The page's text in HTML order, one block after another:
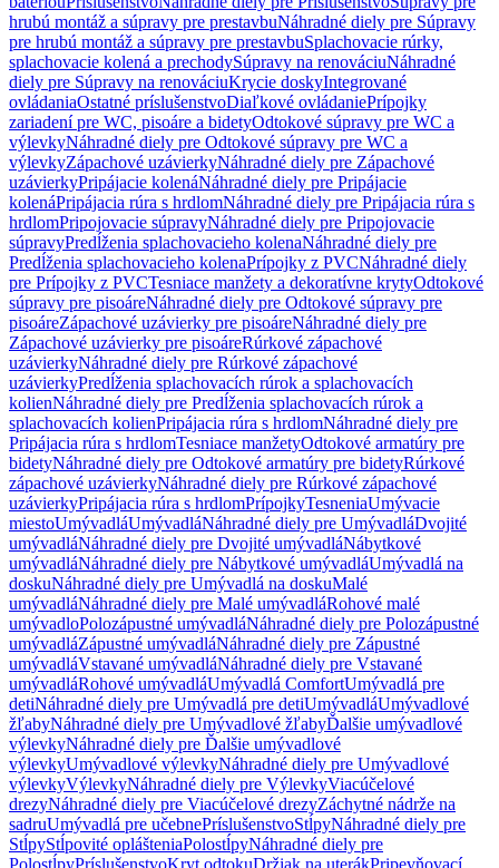
hrubú montáž a súpravy pre prestavbuNáhradné diely pre Súpravy
pre hrubú montáž a súpravy pre prestavbuSplachovacie rúrky,
splachovacie kolená a prechodySúpravy na renováciuNáhradné
diely pre Súpravy na renováciuKrycie doskyIntegrované
ovládaniaOstatné príslušenstvoDiaľkové ovládaniePrípojky
zariadení pre WC, pisoáre a bidetyOdtokové súpravy pre WC a
výlevkyNáhradné diely pre Odtokové súpravy pre WC a
výlevkyZápachové uzávierkyNáhradné diely pre Zápachové
uzávierkyPripájacie kolenáNáhradné diely pre Pripájacie
kolenáPripájacia rúra s hrdlomNáhradné diely pre Pripájacia rúra s
hrdlomPripojovacie súpravyNáhradné diely pre Pripojovacie
súpravyPredĺženia splachovacieho kolenaNáhradné diely pre
Predĺženia splachovacieho kolenaPrípojky z PVCNáhradné diely
pre Prípojky z PVCTesniace manžety a dekoratívne krytyOdtokové
súpravy pre pisoáreNáhradné diely pre Odtokové súpravy pre
pisoáreZápachové uzávierky pre pisoáreNáhradné diely pre
Zápachové uzávierky pre pisoáreRúrkové zápachové
uzávierkyNáhradné diely pre Rúrkové zápachové
uzávierkyPredĺženia splachovacích rúrok a splachovacích
kolienNáhradné diely pre Predĺženia splachovacích rúrok a
splachovacích kolienPripájacia rúra s hrdlomNáhradné diely pre
Pripájacia rúra s hrdlomTesniace manžetyOdtokové armatúry pre
bidetyNáhradné diely pre Odtokové armatúry pre bidetyRúrkové
zápachové uzávierkyNáhradné diely pre Rúrkové zápachové
uzávierkyPripájacia rúra s hrdlomPrípojkyTesneniaUmývacie
miestoUmývadláUmývadláNáhradné diely pre UmývadláDvojité
umývadláNáhradné diely pre Dvojité umývadláNábytkové
umývadláNáhradné diely pre Nábytkové umývadláUmývadlá na
doskuNáhradné diely pre Umývadlá na doskuMalé
umývadláNáhradné diely pre Malé umývadláRohové malé
umývadloPolozápustné umývadláNáhradné diely pre Polozápustné
umývadláZápustné umývadláNáhradné diely pre Zápustné
umývadláVstavané umývadláNáhradné diely pre Vstavané
umývadláRohové umývadláUmývadlá ComfortUmývadlá pre
detiNáhradné diely pre Umývadlá pre detiUmývadláUmývadlové
žľabyNáhradné diely pre Umývadlové žľabyĎalšie umývadlové
výlevkyNáhradné diely pre Ďalšie umývadlové
výlevkyUmývadlové výlevkyNáhradné diely pre Umývadlové
výlevkyVýlevkyNáhradné diely pre VýlevkyViacúčelové
drezyNáhradné diely pre Viacúčelové drezyZáchytné nádrže na
sadruUmývadlá pre učebnePríslušenstvoStĺpyNáhradné diely pre
StĺpyStĺpovité oplášteniaPolostĺpyNáhradné diely pre
PolostĺpyPríslušenstvoKryt odtokuDržiak na uterákPripevňovací